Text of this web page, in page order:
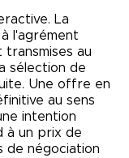
La
l'agrément
au
sélection de
Une offre en
au sens
intention
à un prix de
de négociation